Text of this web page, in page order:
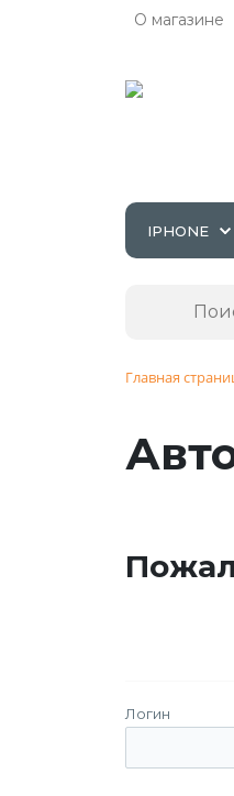
О магазине
IPHONE
Главная
Логин